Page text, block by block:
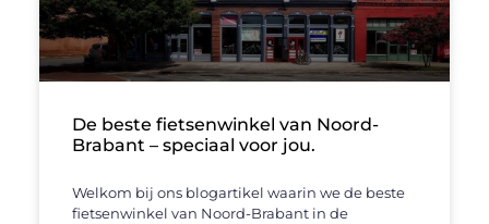
De beste fietsenwinkel van Noord-
Brabant – speciaal voor jou.
Welkom bij ons blogartikel waarin we de beste
fietsenwinkel van Noord-Brabant in de